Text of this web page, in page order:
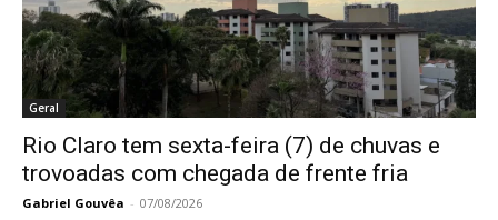
Geral
Rio Claro tem sexta-feira (7) de chuvas e
trovoadas com chegada de frente fria
Gabriel Gouvêa - 07/08/2026